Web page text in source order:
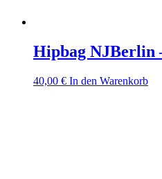
Hipbag NJBerlin
40,00 € In den Warenkorb